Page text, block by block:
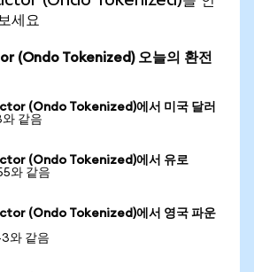
세요
(Ondo Tokenized) 오늘의 환전
(Ondo Tokenized)에서 미국 달러
같음
(Ondo Tokenized)에서 유로
와 같음
(Ondo Tokenized)에서 영국 파운
와 같음